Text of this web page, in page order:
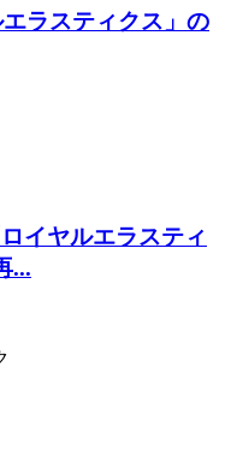
ラスティクス」の
イヤルエラスティ
...